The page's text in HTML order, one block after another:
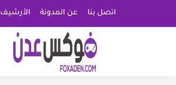
اتصل بنا عن المدونة الأرشيف